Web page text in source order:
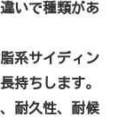
いで種類があ
系サイディン
持ちします。
耐久性、耐候